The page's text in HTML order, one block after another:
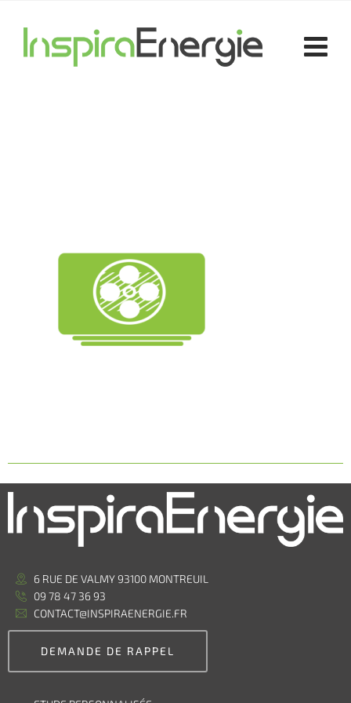
6 RUE DE VALMY 93100 MONTREUIL
09 78 47 36 93
CONTACT@INSPIRAENERGIE.FR
DEMANDE DE RAPPEL